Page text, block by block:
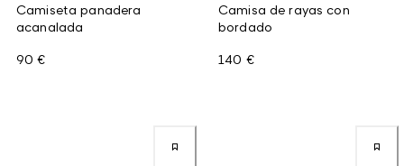
Camiseta panadera
acanalada
90 €
Camisa de rayas con
bordado
140 €